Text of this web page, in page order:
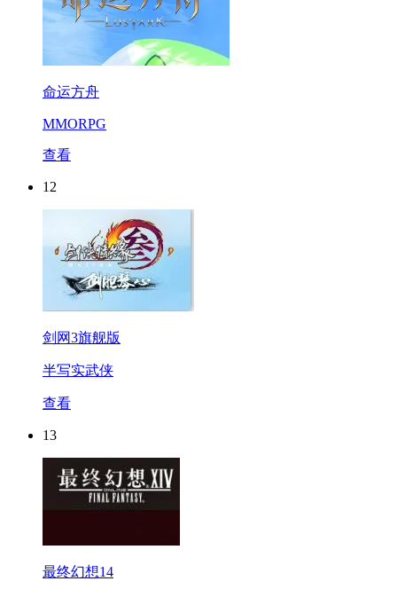
命运方舟
MMORPG
查看
12
剑网3旗舰版
半写实武侠
查看
13
最终幻想14